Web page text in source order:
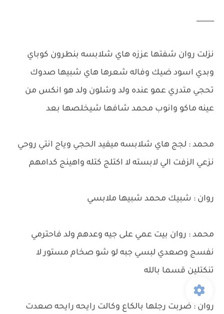
_____
نزلت روان شفتها عززه هاي شلابسه بنطرون كوباي
وبدي اسود ضيك وفاله شعرها هاي شبيها صدوك
تحجي متدري عمو عنده ولد وشلون ولد هو انكس من
عينه ماكو وانوب محمد شافها شيخلصها بعد
محمد : لجج هاي شلابسه ميفيد الحجي وياج انتي روحي
نزعي الزفت الي لابسته لا اكتلج كتله واهينج كدامهم
روان : شبيك محمد شبيها ملابسي
محمد : روان بيت عمي على جيه وعدهم ولد فاحترمي
نفسج وصعدي لبسي جبه لو شو صخام مستور لا
تنكتلين قسما بالله
روان : ضربت رجلها بالكاع وكالت رايحه رايحه صعدت